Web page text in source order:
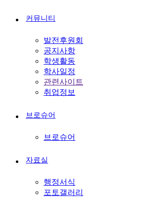
커뮤니티
발전후원회
공지사항
학생활동
학사일정
관련사이트
취업정보
브로슈어
브로슈어
자료실
행정서식
포토갤러리